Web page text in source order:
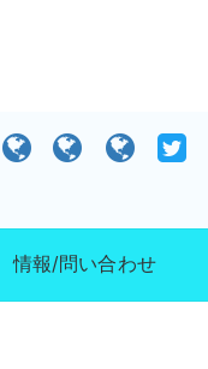
情報/問い合わせ